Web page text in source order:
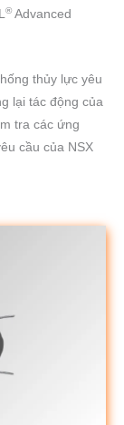
® Advanced
thủy lực yêu
lại tác động của
tra các ứng
cầu của NSX